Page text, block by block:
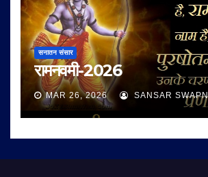
सनातन संसार
रामनवमी-2026
MAR 26, 2026 SANSAR